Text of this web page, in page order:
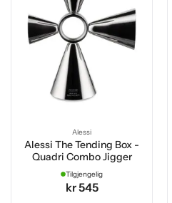
Alessi
Alessi The Tending Box -
Quadri Combo Jigger
Tilgjengelig
kr 545